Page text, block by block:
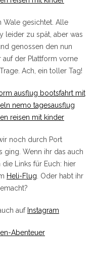
Wale gesichtet. Alle
leider zu spät, aber was
genossen den nun
auf der Plattform vorne
Ach, ein toller Tag!
noch durch Port
ging. Wenn ihr das auch
Links für Euch: hier
Heli-Flug. Oder habt ihr
auf Instagram
Abenteuer